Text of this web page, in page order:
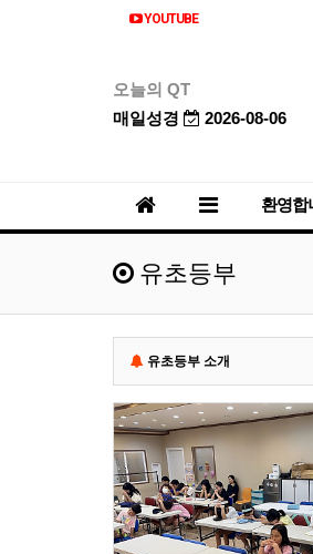
YOUTUBE
오늘의 QT
매일성경
2026-08-06
환영합
유초등부
유초등부 소개